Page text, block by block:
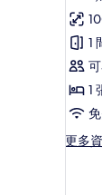
政
套
房,
1
張
特
則
評
1
1
更多
更